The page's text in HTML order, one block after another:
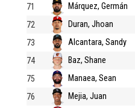
71 Márquez, Germán
72 Duran, Jhoan
73 Alcantara, Sandy
74 Baz, Shane
75 Manaea, Sean
76 Mejia, Juan